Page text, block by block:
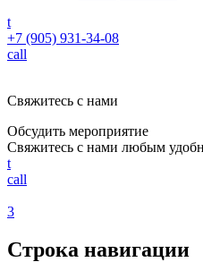
t
+7 (905) 931-34-08
call
Свяжитесь с нами
Обсудить мероприятие
Свяжитесь с нами любым
t
call
3
Строка навигации